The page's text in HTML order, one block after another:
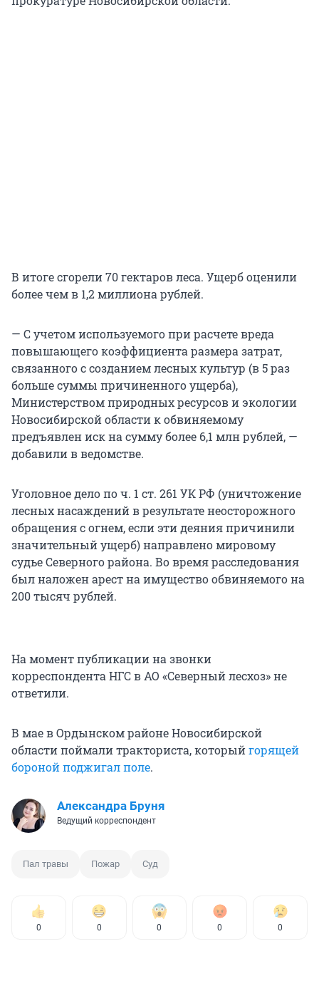
В итоге сгорели 70 гектаров леса. Ущерб оценили
более чем в 1,2 миллиона рублей.
— С учетом используемого при расчете вреда
повышающего коэффициента размера затрат,
связанного с созданием лесных культур (в 5 раз
больше суммы причиненного ущерба),
Министерством природных ресурсов и экологии
Новосибирской области к обвиняемому
предъявлен иск на сумму более 6,1 млн рублей, —
добавили в ведомстве.
Уголовное дело по ч. 1 ст. 261 УК РФ (уничтожение
лесных насаждений в результате неосторожного
обращения с огнем, если эти деяния причинили
значительный ущерб) направлено мировому
судье Северного района. Во время расследования
был наложен арест на имущество обвиняемого на
200 тысяч рублей.
На момент публикации на звонки
корреспондента НГС в АО «Северный лесхоз» не
ответили.
В мае в Ордынском районе Новосибирской
области поймали тракториста, которыйгорящей
бороной поджигал поле.
Александра Бруня
Ведущий корреспондент
Пал травы Пожар Суд
0 0 0 0 0